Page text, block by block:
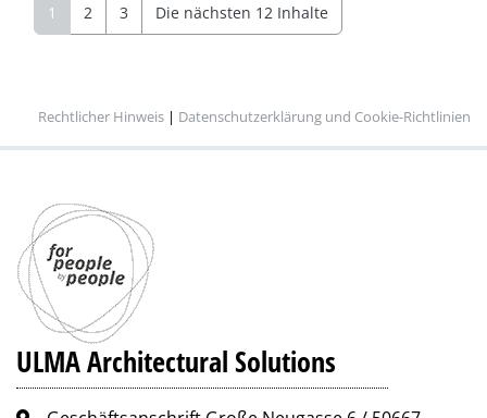
1 2 3 Die nächsten 12 Inhalte
Rechtlicher Hinweis | Datenschutzerklärung und Cookie-Richtlinien
ULMA Architectural Solutions